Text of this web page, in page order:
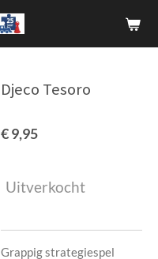
Djeco Tesoro
€ 9,95
Uitverkocht
Grappig strategiespel